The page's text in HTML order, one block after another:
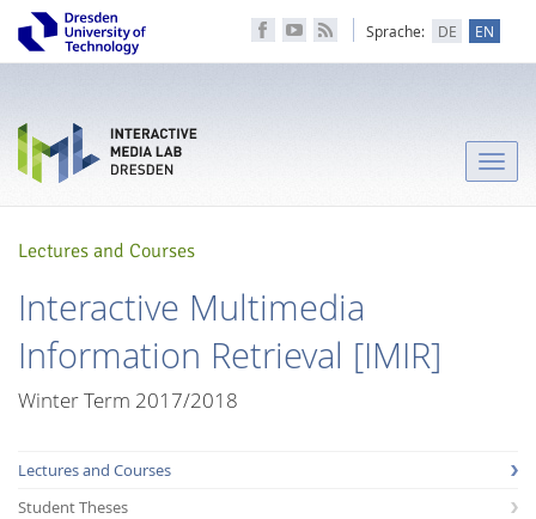
Sprache: DE EN
Toggle
Lectures and Courses
Interactive Multimedia
Information Retrieval [IMIR]
Winter Term 2017/2018
Lectures and Courses
Student Theses